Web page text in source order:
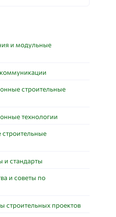
и модульные
строительные
технологии
и стандарты
и советы по
строительных проектов